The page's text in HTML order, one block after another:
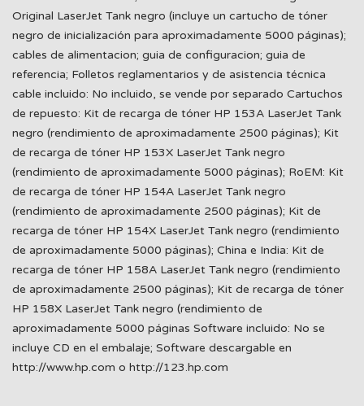
Original LaserJet Tank negro (incluye un cartucho de tóner
negro de inicialización para aproximadamente 5000 páginas);
cables de alimentacion; guia de configuracion; guia de
referencia; Folletos reglamentarios y de asistencia técnica
cable incluido: No incluido, se vende por separado Cartuchos
de repuesto: Kit de recarga de tóner HP 153A LaserJet Tank
negro (rendimiento de aproximadamente 2500 páginas); Kit
de recarga de tóner HP 153X LaserJet Tank negro
(rendimiento de aproximadamente 5000 páginas); RoEM: Kit
de recarga de tóner HP 154A LaserJet Tank negro
(rendimiento de aproximadamente 2500 páginas); Kit de
recarga de tóner HP 154X LaserJet Tank negro (rendimiento
de aproximadamente 5000 páginas); China e India: Kit de
recarga de tóner HP 158A LaserJet Tank negro (rendimiento
de aproximadamente 2500 páginas); Kit de recarga de tóner
HP 158X LaserJet Tank negro (rendimiento de
aproximadamente 5000 páginas Software incluido: No se
incluye CD en el embalaje; Software descargable en
http://www.hp.com o http://123.hp.com